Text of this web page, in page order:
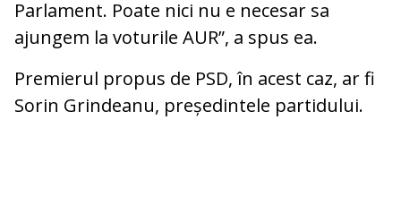
Parlament. Poate nici nu e necesar sa
ajungem la voturile AUR”, a spus ea.
Premierul propus de PSD, în acest caz, ar fi
Sorin Grindeanu, președintele partidului.